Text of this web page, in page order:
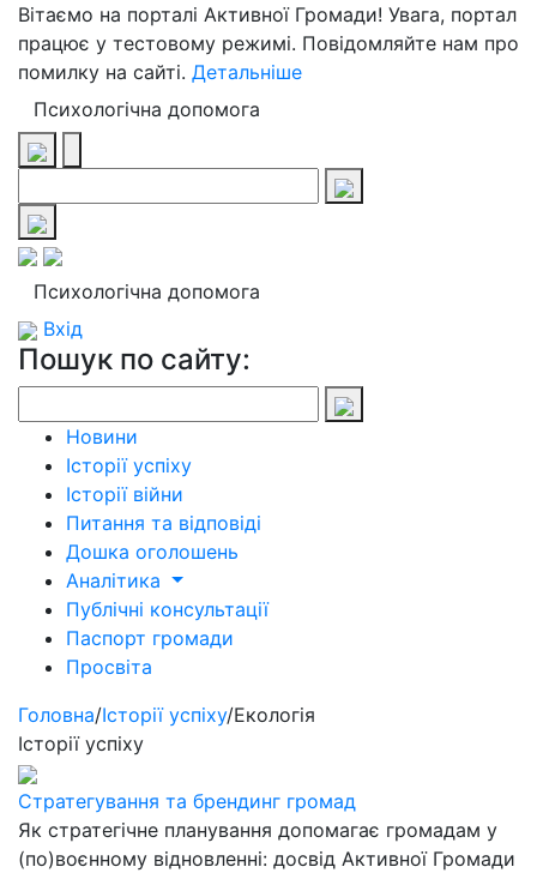
Вітаємо на порталі Активної Громади! Увага, портал
працює у тестовому режимі. Повідомляйте нам про
помилку на сайті. Детальніше
Психологічна допомога
Психологічна допомога
Вхід
Пошук по сайту:
Новини
Історії успіху
Історії війни
Питання та відповіді
Дошка оголошень
Аналітика
Публічні консультації
Паспорт громади
Просвіта
Головна/Історії успіху/Екологія
Історії успіху
Стратегування та брендинг громад
Як стратегічне планування допомагає громадам у
(по)воєнному відновленні: досвід Активної Громади